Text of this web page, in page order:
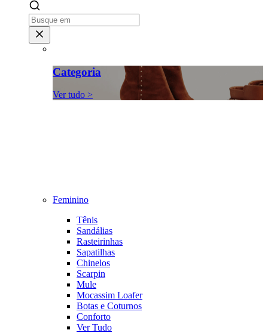
Categoria
Ver tudo >
Feminino
Tênis
Sandálias
Rasteirinhas
Sapatilhas
Chinelos
Scarpin
Mule
Mocassim Loafer
Botas e Coturnos
Conforto
Ver Tudo